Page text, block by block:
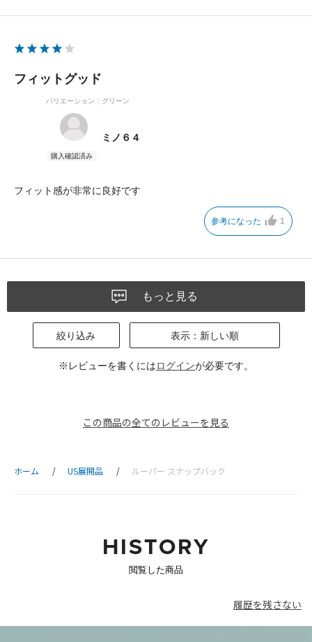
フィットグッド
バリエーション：グリーン
ミノ６４
フィット感が非常に良好です
参考になった 1
もっと見る
絞り込み 表示：新しい順
※レビューを書くにはログインが必要です。
この商品の全てのレビューを見る
ホーム US展開品 ルーパー スナップバック
HISTORY
閲覧した商品
履歴を残さない